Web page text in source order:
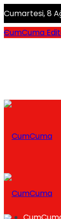
Cumartesi, 8
CumCuma